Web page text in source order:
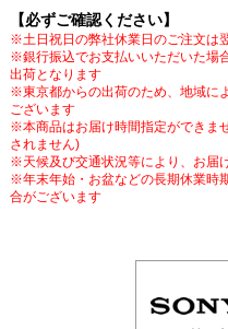
【必ずご確認ください】
※土日祝日の弊社休業日のご注文は
※銀行振込でお支払いいただいた場
出荷となります
※東京都からの出荷のため、地域に
ございます
※本商品はお届け時間指定ができま
されません)
※天候及び交通状況等により、お届
※年末年始・お盆などの長期休業時
合がございます